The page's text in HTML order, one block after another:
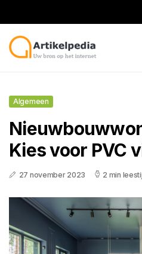
Algemeen
Kies voor PVC
27 november 2023 2 min